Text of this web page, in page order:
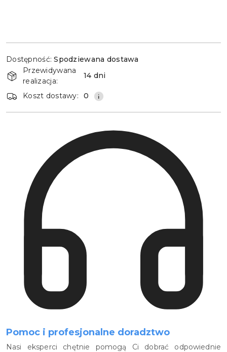
i
dostawa
Dostępność: Spodziewana dostawa
Przewidywana
realizacja:
14 dni
Koszt dostawy: 0
Pomoc i profesjonalne doradztwo
Nasi eksperci chętnie pomogą Ci dobrać odpowiednie